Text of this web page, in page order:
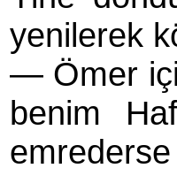
yenilerek
— Ömer
benim